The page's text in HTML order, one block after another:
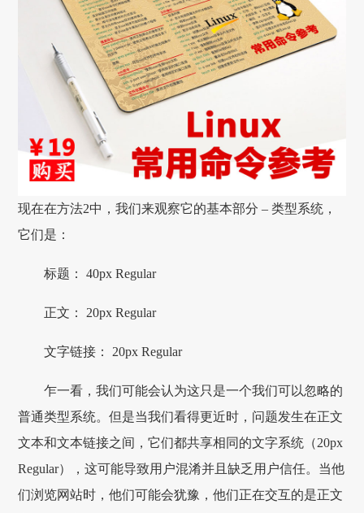
现在在方法2中，我们来观察它的基本部分 – 类型系统，
它们是：
标题： 40px Regular
正文： 20px Regular
文字链接： 20px Regular
乍一看，我们可能会认为这只是一个我们可以忽略的
普通类型系统。但是当我们看得更近时，问题发生在正文
文本和文本链接之间，它们都共享相同的文字系统（20px
Regular），这可能导致用户混淆并且缺乏用户信任。当他
们浏览网站时，他们可能会犹豫，他们正在交互的是正文